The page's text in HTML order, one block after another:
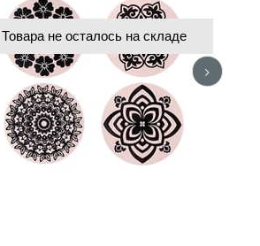
Товара не осталось на складе